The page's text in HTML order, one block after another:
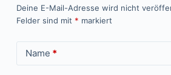
Deine E-Mail-Adresse wird nicht
Felder sind mit * markiert
Name *